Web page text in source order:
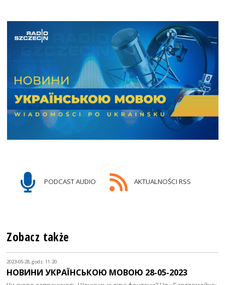
PODCAST AUDIO AKTUALNOŚCI RSS
Zobacz także
2023-05-28, godz. 11:20
НОВИНИ УКРАЇНСЬКОЮ МОВОЮ 28-05-2023